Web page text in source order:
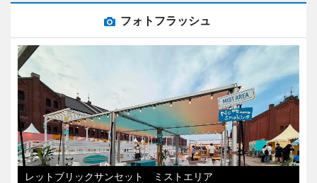
フォトフラッシュ
レットブリックサンセット ミストエリア